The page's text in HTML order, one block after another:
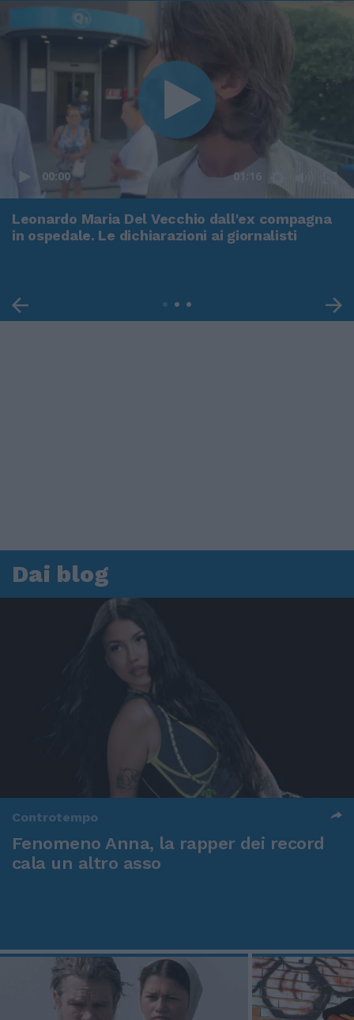
00:00 01:16
Leonardo Maria Del Vecchio dall'ex compagna
in ospedale. Le dichiarazioni ai giornalisti
Dai blog
Controtempo
Fenomeno Anna, la rapper dei record
cala un altro asso